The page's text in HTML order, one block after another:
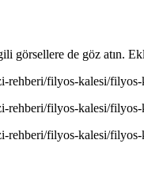
görsellere de göz atın.
rehberi/filyos-kalesi/
rehberi/filyos-kalesi/
rehberi/filyos-kalesi/